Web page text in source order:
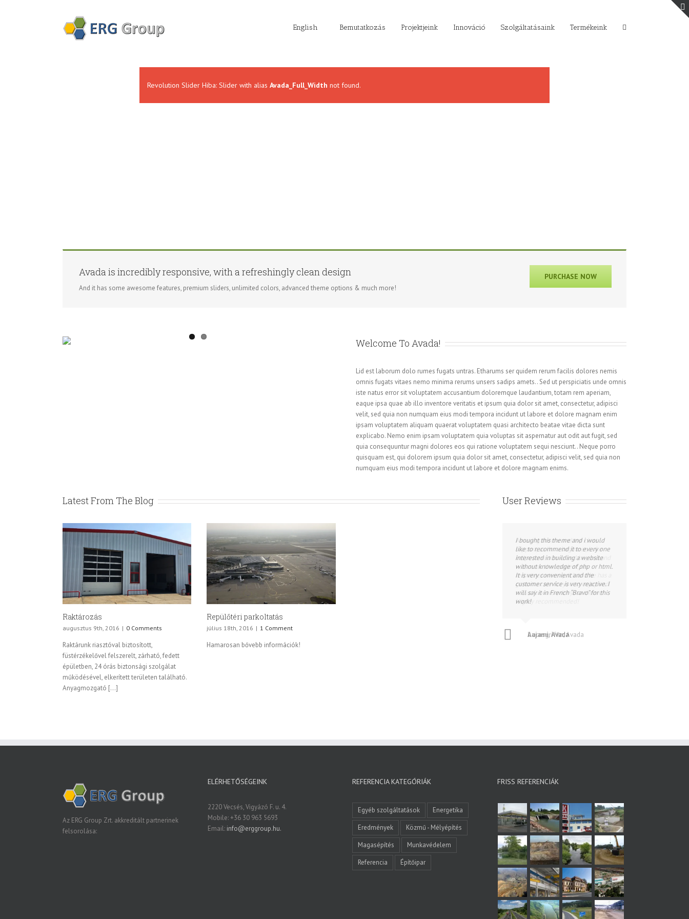
English Bemutatkozás Projektjeink Innováció Szolgáltatásaink Termékeink
Revolution Slider Hiba: Slider with alias Avada_Full_Width not found.
PURCHASE NOW
Avada is incredibly responsive, with a refreshingly clean design
And it has some awesome features, premium sliders, unlimited colors, advanced theme options & much more!
Welcome To Avada!
Lid est laborum dolo rumes fugats untras. Etharums ser quidem rerum facilis dolores nemis
omnis fugats vitaes nemo minima rerums unsers sadips amets.. Sed ut perspiciatis unde omnis
iste natus error sit voluptatem accusantium doloremque laudantium, totam rem aperiam,
eaque ipsa quae ab illo inventore veritatis et ipsum quia dolor sit amet, consectetur, adipisci
velit, sed quia non numquam eius modi tempora incidunt ut labore et dolore magnam enim
ipsam voluptatem aliquam quaerat voluptatem quasi architecto beatae vitae dicta sunt
explicabo. Nemo enim ipsam voluptatem quia voluptas sit aspernatur aut odit aut fugit, sed
quia consequuntur magni dolores eos qui ratione voluptatem sequi nesciunt.. Neque porro
quisquam est, qui dolorem ipsum quia dolor sit amet, consectetur, adipisci velit, sed quia non
numquam eius modi tempora incidunt ut labore et dolore magnam enims.
Latest From The Blog
Raktározás
augusztus 9th, 2016 | 0 Comments
Raktárunk riasztóval biztosított,
füstérzékelővel felszerelt, zárható, fedett
épületben, 24 órás biztonsági szolgálat
működésével, elkerített területen található.
Anyagmozgató [...]
Repülőtéri parkoltatás
július 18th, 2016 | 1 Comment
Hamarosan bővebb információk!
User Reviews
I bought this theme and i would
like to recommend it to every one
interested in building a website
without knowledge of php or html.
It is very convenient and the
customer service is very reactive. I
will say it in French “Bravo” for this
work!
Aajami,Avada
Az ERG Group Zrt. akkreditált partnerinek
felsorolása:
ELÉRHETŐSÉGEINK
2220 Vecsés, Vigyázó F. u. 4.
Mobile: +36 30 963 5693
Email: info@erggroup.hu.
REFERENCIA KATEGÓRIÁK
Egyéb szolgáltatások
Energetika
Eredmények
Közmű - Mélyépítés
Magasépítés
Munkavédelem
Referencia
Építőipar
FRISS REFERENCIÁK